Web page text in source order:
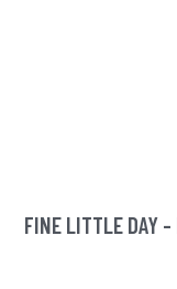
FINE LITTLE DAY -